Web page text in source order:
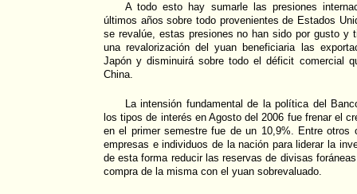
A todo esto hay sumarle las presiones
últimos años sobre todo provenientes de Estados
se revalúe, estas presiones no han sido por gusto y
una revalorización del yuan beneficiaria las
Japón y disminuirá sobre todo el déficit comercial
China.
La intensión fundamental de la política del
los tipos de interés en Agosto del 2006 fue frenar el
en el primer semestre fue de un 10,9%. Entre otros
empresas e individuos de la nación para liderar la
de esta forma reducir las reservas de divisas
compra de la misma con el yuan sobrevaluado.